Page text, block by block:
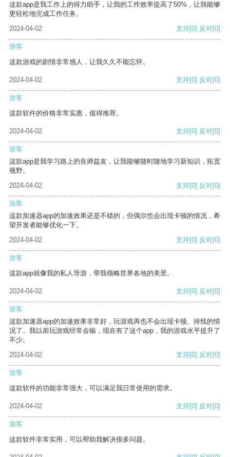
这款app是我工作上的得力助手，让我的工作效率提高了50%，让我能够
更轻松地完成工作任务。
2024-04-02
支持[0] 反对[0]
游客
这款游戏的剧情非常感人，让我久久不能忘怀。
2024-04-02 支持[0] 反对[0]
游客
这款软件的价格非常实惠，值得推荐。
2024-04-02 支持[0] 反对[0]
游客
这款app是我学习路上的良师益友，让我能够随时随地学习新知识，拓宽
视野。
2024-04-02
支持[0] 反对[0]
游客
这款加速器app的加速效果还是不错的，但偶尔也会出现卡顿的情况，希
望开发者能够优化一下。
2024-04-02
支持[0] 反对[0]
游客
这款app就像我的私人导游，带我领略世界各地的美景。
2024-04-02 支持[0] 反对[0]
游客
这款加速器app的加速效果非常好，玩游戏再也不会出现卡顿、掉线的情
况了。我以前玩游戏经常会输，现在有了这个app，我的游戏水平提升了
不少。
2024-04-02
支持[0] 反对[0]
游客
这款软件的功能非常强大，可以满足我日常使用的需求。
2024-04-02 支持[0] 反对[0]
游客
这款软件非常实用，可以帮助我解决很多问题。